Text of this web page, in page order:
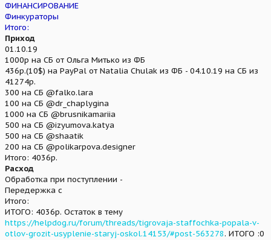
ФИНАНСИРОВАНИЕ
Финкураторы
Итого:
Приход
01.10.19
1000р на СБ от Ольга Митько из ФБ
436р.(10$) на PayPal от Natalia Chulak из ФБ - 04.10.19 на СБ из
41274р.
300 на СБ @falko.lara
100 на СБ @dr_chaplygina
1000 на СБ @brusnikamariia
500 на СБ @izyumova.katya
500 на СБ @shaatik
200 на СБ @polikarpova.designer
Итого: 4036р.
Расход
Обработка при поступлении -
Передержка с
Итого:
ИТОГО: 4036р. Остаток в тему
https://helpdog.ru/forum/threads/tigrovaja-staffochka-popala-v-
otlov-grozit-usyplenie-staryj-oskol.14153/#post-563278. ИТОГО :0